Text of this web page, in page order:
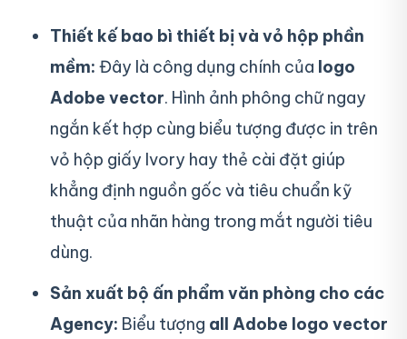
Thiết kế bao bì thiết bị và vỏ hộp phần
mềm: Đây là công dụng chính của logo
Adobe vector. Hình ảnh phông chữ ngay
ngắn kết hợp cùng biểu tượng được in trên
vỏ hộp giấy Ivory hay thẻ cài đặt giúp
khẳng định nguồn gốc và tiêu chuẩn kỹ
thuật của nhãn hàng trong mắt người tiêu
dùng.
Sản xuất bộ ấn phẩm văn phòng cho các
Agency: Biểu tượng all Adobe logo vector